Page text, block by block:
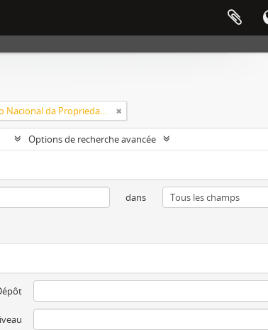
INPI - Instituto Nacional da Propriedade Industrial
Options de recherche avancée
dans